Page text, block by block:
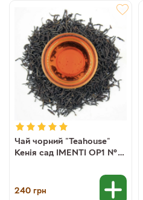
Чай чорний "Teahouse"
Кенія сад IMENTI OP1 №
240 грн